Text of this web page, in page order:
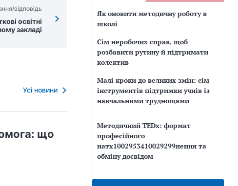
відповідь
освітні
закладі
Усі новини
що
Як оновити методичну роботу в
школі
Сім неробочих справ, щоб
розбавити рутину й підтримати
колектив
Малі кроки до великих змін: сім
інструментів підтримки учнів із
навчальними труднощами
Методичний TEDx: формат
професійного
натх1002953410029299нення та
обміну досвідом